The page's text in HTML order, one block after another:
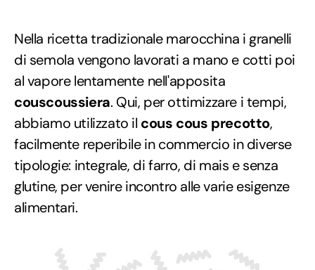
Nella ricetta tradizionale marocchina i granelli
di semola vengono lavorati a mano e cotti poi
al vapore lentamente nell'apposita
couscoussiera. Qui, per ottimizzare i tempi,
abbiamo utilizzato il cous cous precotto,
facilmente reperibile in commercio in diverse
tipologie: integrale, di farro, di mais e senza
glutine, per venire incontro alle varie esigenze
alimentari.